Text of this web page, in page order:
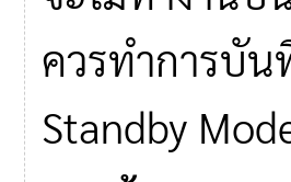
ควรทำการบั
Standby